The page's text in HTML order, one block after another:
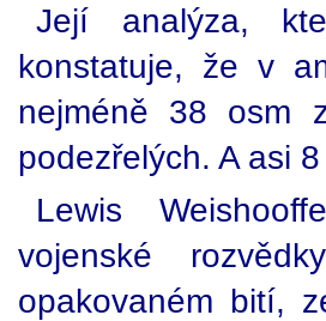
Její analýza,
konstatuje, že v
nejméně 38 osm
podezřelých. A asi
Lewis
vojenské
opakovaném bití,